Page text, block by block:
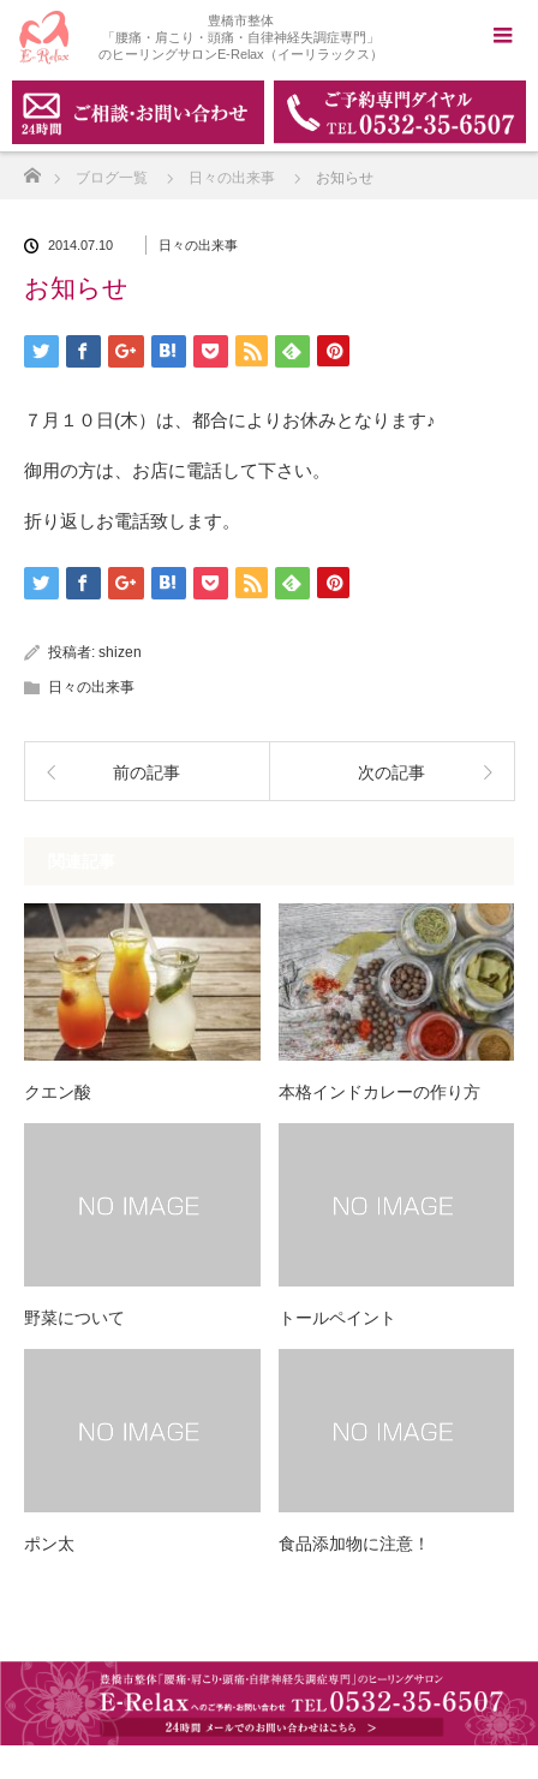
豊橋市整体
「腰痛・肩こり・頭痛・自律神経失調症専門」
のヒーリングサロンE-Relax（イーリラックス）
ブログ一覧 日々の出来事 お知らせ
2014.07.10 日々の出来事
お知らせ
７月１０日(木）は、都合によりお休みとなります♪
御用の方は、お店に電話して下さい。
折り返しお電話致します。
投稿者: shizen
日々の出来事
前の記事 次の記事
クエン酸 本格インドカレーの作り方
野菜について トールペイント
ポン太 食品添加物に注意！